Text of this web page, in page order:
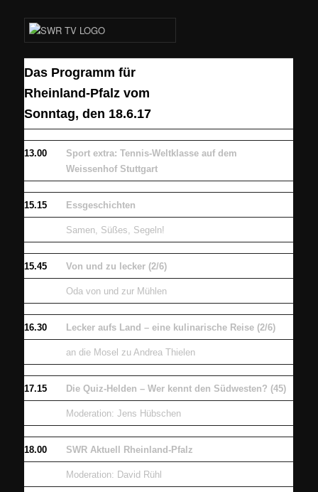
Das Programm für
Rheinland-Pfalz vom
Sonntag, den 18.6.17
13.00
Sport extra: Tennis-Weltklasse auf dem
Weissenhof Stuttgart
15.15 Essgeschichten
Samen, Süßes, Segeln!
15.45 Von und zu lecker (2/6)
Oda von und zur Mühlen
16.30 Lecker aufs Land – eine kulinarische Reise (2/6)
an die Mosel zu Andrea Thielen
17.15 Die Quiz-Helden – Wer kennt den Südwesten? (45)
Moderation: Jens Hübschen
18.00 SWR Aktuell Rheinland-Pfalz
Moderation: David Rühl